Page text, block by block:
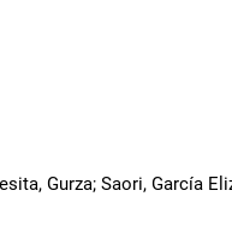
Gurza; Saori, García